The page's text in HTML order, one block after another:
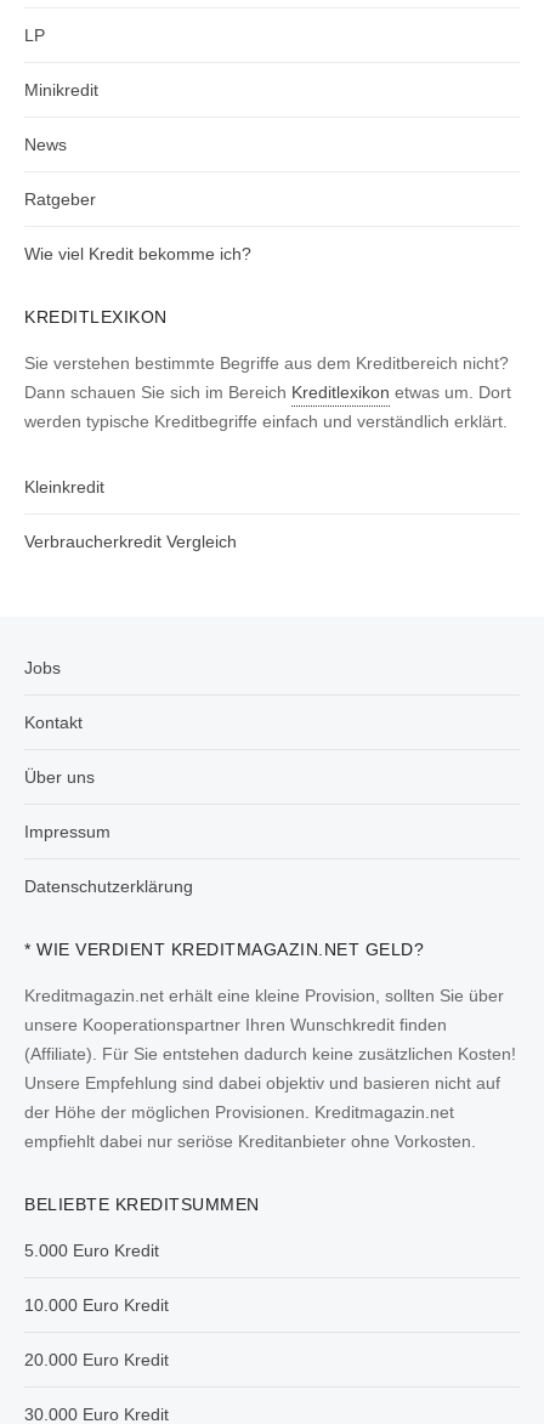
LP
Minikredit
News
Ratgeber
Wie viel Kredit bekomme ich?
KREDITLEXIKON
Sie verstehen bestimmte Begriffe aus dem Kreditbereich nicht?
Dann schauen Sie sich im Bereich Kreditlexikon etwas um. Dort
werden typische Kreditbegriffe einfach und verständlich erklärt.
Kleinkredit
Verbraucherkredit Vergleich
Jobs
Kontakt
Über uns
Impressum
Datenschutzerklärung
* WIE VERDIENT KREDITMAGAZIN.NET GELD?
Kreditmagazin.net erhält eine kleine Provision, sollten Sie über
unsere Kooperationspartner Ihren Wunschkredit finden
(Affiliate). Für Sie entstehen dadurch keine zusätzlichen Kosten!
Unsere Empfehlung sind dabei objektiv und basieren nicht auf
der Höhe der möglichen Provisionen. Kreditmagazin.net
empfiehlt dabei nur seriöse Kreditanbieter ohne Vorkosten.
BELIEBTE KREDITSUMMEN
5.000 Euro Kredit
10.000 Euro Kredit
20.000 Euro Kredit
30.000 Euro Kredit